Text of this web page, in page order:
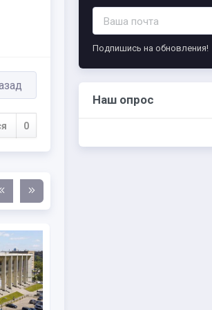
0
-- Самое большое богатство —
большая нищета — глупость. Из
самый пугающий —
советом, это пропустить его
Подпишись на обновления!
Наш опрос